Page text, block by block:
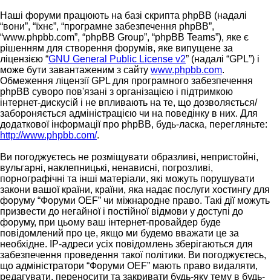
Наші форуми працюють на базі скрипта phpBB (надалі
“вони”, “їхнє”, “програмне забезпечення phpBB”,
“www.phpbb.com”, “phpBB Group”, “phpBB Teams”), яке є
рішенням для створення форумів, яке випущене за
ліцензією “GNU General Public License v2” (надалі “GPL”) і
може бути завантаженим з сайту www.phpbb.com.
Обмеження ліцензії GPL для програмного забезпечення
phpBB суворо пов'язані з організацією і підтримкою
інтернет-дискусій і не впливають на те, що дозволяється/
забороняється адміністрацією чи на поведінку в них. Для
додаткової інформації про phpBB, будь-ласка, перегляньте:
http://www.phpbb.com/.
Ви погоджуєтесь не розміщувати образливі, непристойні,
вульгарні, наклепницькі, ненависні, погрозливі,
порнографічні та інші матеріали, які можуть порушувати
закони вашої країни, країни, яка надає послуги хостингу для
форуму “Форуми OEF” чи міжнародне право. Такі дії можуть
призвести до негайної і постійної відмови у доступі до
форуму, при цьому ваш інтернет-провайдер буде
повідомлений про це, якщо ми будемо вважати це за
необхідне. IP-адреси усіх повідомлень зберігаються для
забезпечення проведення такої політики. Ви погоджуєтесь,
що адміністратори “Форуми OEF” мають право видаляти,
редагувати, переносити та закривати будь-яку тему в будь-